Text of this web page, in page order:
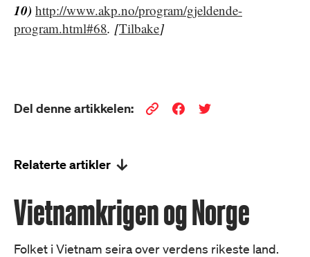
10) http://www.akp.no/program/gjeldende-
program.html#68. [Tilbake]
Del denne artikkelen:
Relaterte artikler
Vietnamkrigen og Norge
Folket i Vietnam seira over verdens rikeste land.